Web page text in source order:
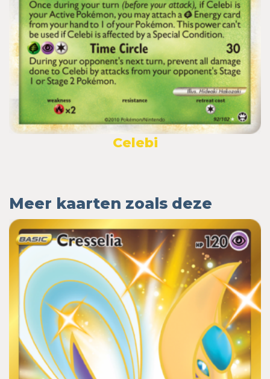
Celebi
Meer kaarten zoals deze